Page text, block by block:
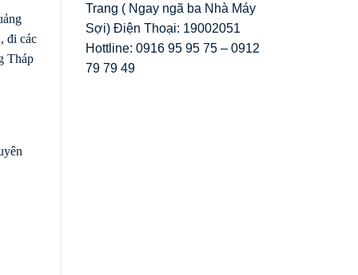
đi các
Tháp
Trang ( Ngay ngã ba Nhà Máy
Sợi) Điện Thoại: 19002051
Hottline: 0916 95 95 75 – 0912
79 79 49